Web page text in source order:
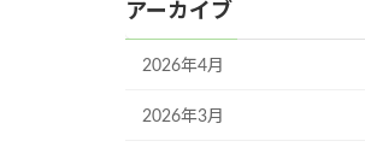
アーカイブ
2026年4月
2026年3月